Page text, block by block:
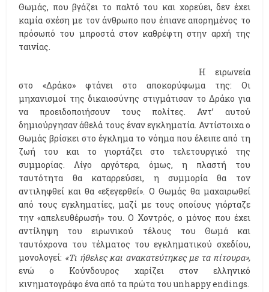
Θωμάς, που βγάζει το παλτό του και χορεύει, δεν έχει
καμία σχέση με τον άνθρωπο που έπιανε απορημένος το
πρόσωπό του μπροστά στον καθρέφτη στην αρχή της
ταινίας.
Η ειρωνεία
στο «Δράκο» φτάνει στο αποκορύφωμα της: Οι
μηχανισμοί της δικαιοσύνης στιγμάτισαν το Δράκο για
να προειδοποιήσουν τους πολίτες. Αντ’ αυτού
δημιούργησαν άθελά τους έναν εγκληματία. Αντίστοιχα ο
Θωμάς βρίσκει στο έγκλημα το νόημα που έλειπε από τη
ζωή του και το γιορτάζει στο τελετουργικό της
συμμορίας. Λίγο αργότερα, όμως, η πλαστή του
ταυτότητα θα καταρρεύσει, η συμμορία θα τον
αντιληφθεί και θα «εξεγερθεί». Ο Θωμάς θα μαχαιρωθεί
από τους εγκληματίες, μαζί με τους οποίους γιόρταζε
την «απελευθέρωσή» του. Ο Χοντρός, ο μόνος που έχει
αντίληψη του ειρωνικού τέλους του Θωμά και
ταυτόχρονα του τέλματος του εγκληματικού σχεδίου,
μονολογεί: «Τι ήθελες και ανακατεύτηκες με τα πίτουρα»,
ενώ ο Κούνδουρος χαρίζει στον ελληνικό
κινηματογράφο ένα από τα πρώτα του unhappy endings.